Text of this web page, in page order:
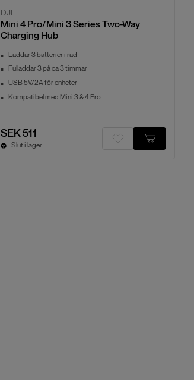
DJI
Mini 4 Pro/Mini 3 Series Two-Way
Charging Hub
Laddar 3 batterier i rad
Fulladdar 3 på ca 3 timmar
USB 5V/2A för enheter
Kompatibel med Mini 3 & 4 Pro
SEK 511
Slut i lager